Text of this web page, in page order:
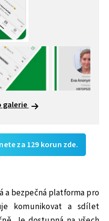
galerie
za 129 korun zde.
a bezpečná platforma pro
komunikovat a sdílet